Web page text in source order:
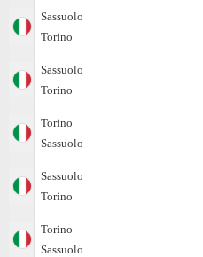
Sassuolo
Torino
Sassuolo
Torino
Torino
Sassuolo
Sassuolo
Torino
Torino
Sassuolo